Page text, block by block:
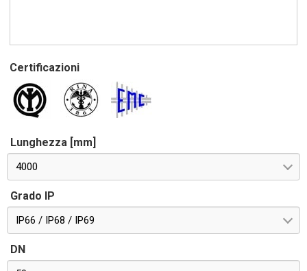
Certificazioni
Lunghezza [mm]
4000
Grado IP
IP66 / IP68 / IP69
DN